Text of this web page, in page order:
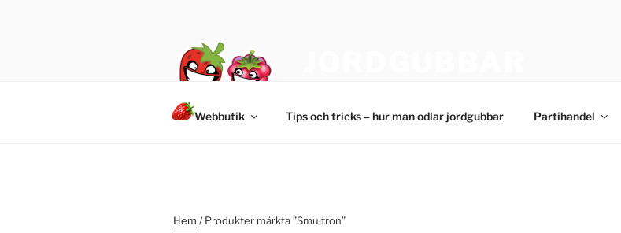
Webbutik Tips och tricks – hur man odlar jordgubbar Partihandel
Hem / Produkter märkta ”Smultron”